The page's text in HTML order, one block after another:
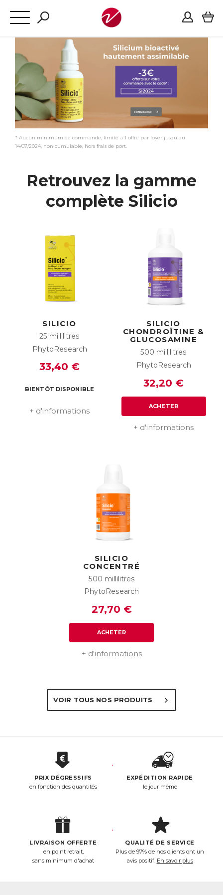
* Aucun minimum de commande, limité à 1 offre par foyer jusqu'au
14/07/2024, non cumulable, hors frais de port.
Retrouvez la gamme
complète Silicio
SILICIO
25 millilitres
PhytoResearch
33,40 €
BIENTÔT DISPONIBLE
+ d'informations
SILICIO
CHONDROÏTINE &
GLUCOSAMINE
500 millilitres
PhytoResearch
32,20 €
ACHETER
+ d'informations
SILICIO
CONCENTRÉ
500 millilitres
PhytoResearch
27,70 €
ACHETER
+ d'informations
VOIR TOUS NOS PRODUITS
PRIX DÉGRESSIFS
en fonction des quantités
EXPÉDITION RAPIDE
le jour même
LIVRAISON OFFERTE
en point retrait,
sans minimum d'achat
QUALITÉ DE SERVICE
Plus de 97% de nos clients ont un
avis positif. En savoir plus